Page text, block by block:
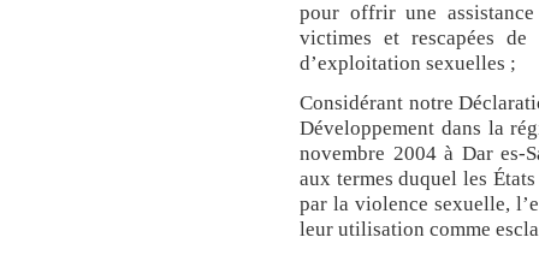
pour offrir une
victimes et rescapées
d’exploitation sexuelles ;
Considérant notre
Développement dans la
novembre 2004 à Dar es-
aux termes duquel les
par la violence sexuelle,
leur utilisation comme